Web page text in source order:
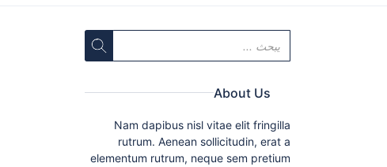
About Us
Nam dapibus nisl vitae elit fringilla
rutrum. Aenean sollicitudin, erat a
elementum rutrum, neque sem pretium